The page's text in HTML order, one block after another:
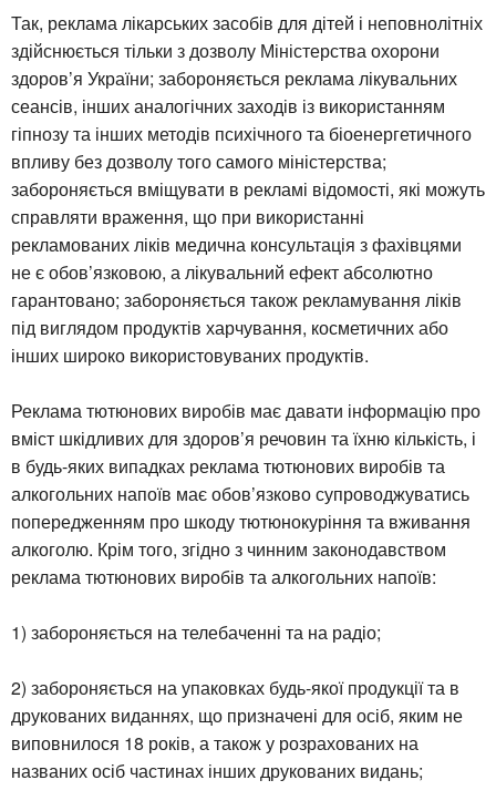
Так, реклама лікарських засобів для дітей і неповнолітніх
здійснюється тільки з дозволу Міністерства охорони
здоров’я України; забороняється реклама лікувальних
сеансів, інших аналогічних заходів із використанням
гіпнозу та інших методів психічного та біоенергетичного
впливу без дозволу того самого міністерства;
забороняється вміщувати в рекламі відомості, які можуть
справляти враження, що при використанні
рекламованих ліків медична консультація з фахівцями
не є обов’язковою, а лікувальний ефект абсолютно
гарантовано; забороняється також рекламування ліків
під виглядом продуктів харчування, косметичних або
інших широко використовуваних продуктів.
Реклама тютюнових виробів має давати інформацію про
вміст шкідливих для здоров’я речовин та їхню кількість, і
в будь-яких випадках реклама тютюнових виробів та
алкогольних напоїв має обов’язково супроводжуватись
попередженням про шкоду тютюнокуріння та вживання
алкоголю. Крім того, згідно з чинним законодавством
реклама тютюнових виробів та алкогольних напоїв:
1) забороняється на телебаченні та на радіо;
2) забороняється на упаковках будь-якої продукції та в
друкованих виданнях, що призначені для осіб, яким не
виповнилося 18 років, а також у розрахованих на
названих осіб частинах інших друкованих видань;